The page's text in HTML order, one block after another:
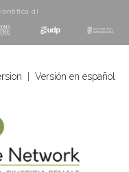
di
Versión en español